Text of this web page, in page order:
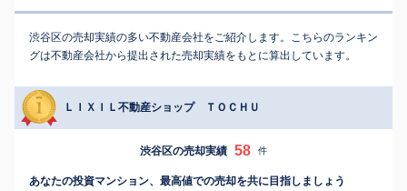
渋谷区の売却実績の多い不動産会社をご紹介します。こちらのランキン
グは不動産会社から提出された売却実績をもとに算出しています。
ＬＩＸＩＬ不動産ショップ ＴＯＣＨＵ
渋谷区の売却実績 58 件
あなたの投資マンション、最高値での売却を共に目指しましょう